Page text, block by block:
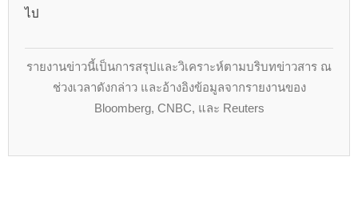
ไป
รายงานข่าวนี้เป็นการสรุปและวิเคราะห์ตามบริบทข่าวสาร ณ
ช่วงเวลาดังกล่าว และอ้างอิงข้อมูลจากรายงานของ
Bloomberg, CNBC, และ Reuters